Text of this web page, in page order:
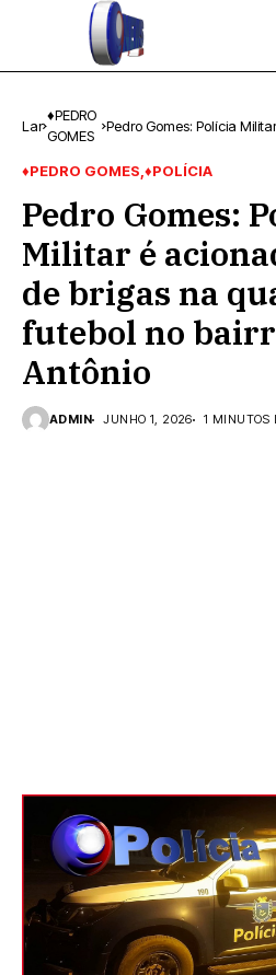
Lar
♦PEDRO
GOMES
Pedro Gomes: Polícia
♦PEDRO GOMES ♦POLÍCIA
Pedro Gomes:
Militar é
de brigas na
futebol no
Antônio
ADMIN JUNHO 1, 2026 1 MINUTOS